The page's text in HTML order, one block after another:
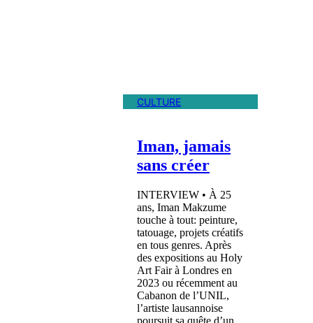
CULTURE
Iman, jamais
sans créer
INTERVIEW • À 25
ans, Iman Makzume
touche à tout: peinture,
tatouage, projets créatifs
en tous genres. Après
des expositions au Holy
Art Fair à Londres en
2023 ou récemment au
Cabanon de l’UNIL,
l’artiste lausannoise
poursuit sa quête d’un